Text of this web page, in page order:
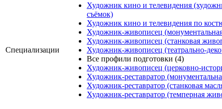
Специализации
Художник кино и телевидения
съёмок)
Художник кино и телевидения по
Художник-живописец
Художник-живописец (станковая
Художник-живописец (театрально-
Все профили подготовки (4)
Художник-живописец (церковно-
Художник-реставратор
Художник-реставратор (станковая
Художник-реставратор (темперная